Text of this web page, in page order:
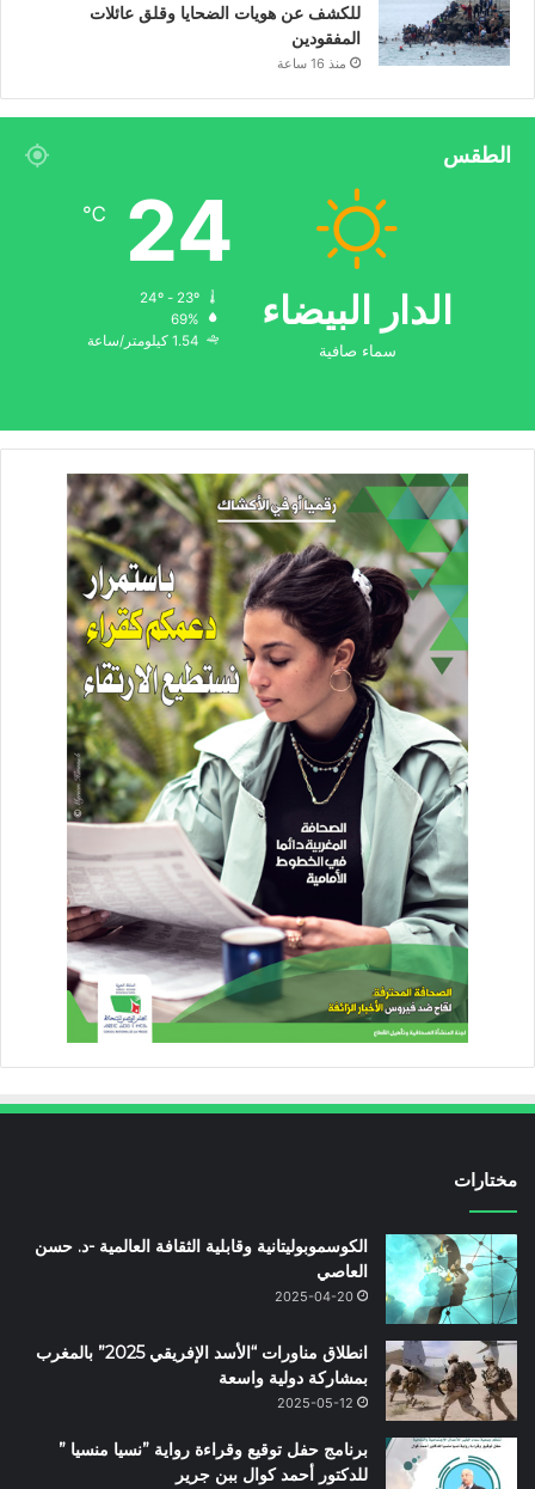
للكشف عن هويات الضحايا وقلق عائلات
المفقودين
منذ 16 ساعة
الطقس
الدار البيضاء
سماء صافية
24
℃
69%
1.54 كيلومتر/ساعة
مختارات
الكوسموبوليتانية وقابلية الثقافة العالمية -د. حسن
العاصي
2025-04-20
انطلاق مناورات “الأسد الإفريقي 2025” بالمغرب
بمشاركة دولية واسعة
2025-05-12
برنامج حفل توقيع وقراءة رواية ”نسيا منسيا ”
للدكتور أحمد كوال ببن جرير